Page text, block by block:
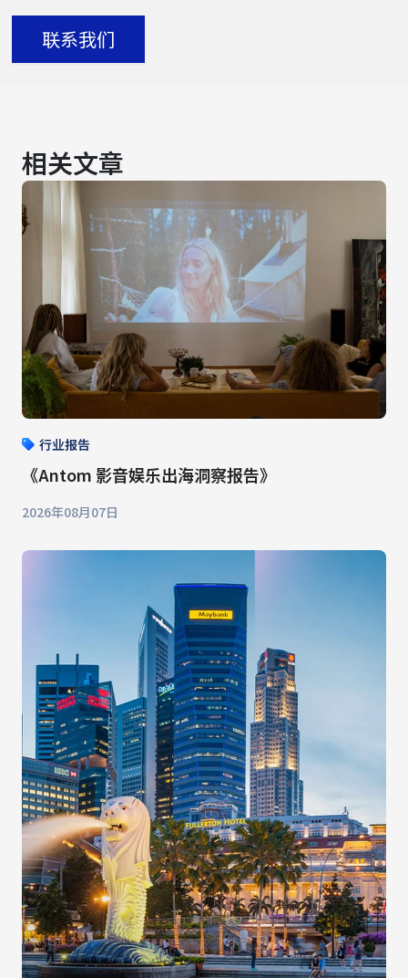
联系我们
相关文章
行业报告
《Antom 影音娱乐出海洞察报告》
2026年08月07日